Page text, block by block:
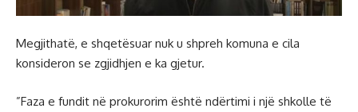
Megjithatë, e shqetësuar nuk u shpreh komuna e cila
konsideron se zgjidhjen e ka gjetur.
”Faza e fundit në prokurorim është ndërtimi i një shkolle të